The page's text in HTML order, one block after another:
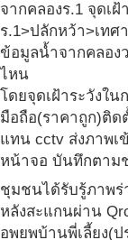
จากคลองร.1 จุดเ
ร.1>ปลักหว้า>เท
ข้อมูลน้ำจากคลอง
ไหน
โดยจุดเฝ้าระวังใ
มือถือ(ราคาถูก)ติ
แทน cctv ส่งภาพเ
หน้าจอ บันทึกตาม
ชุมชนได้รับรู้ภาพร่
หลังสะแกนผ่าน
อพยพบ้านพี่เลี้ยง(